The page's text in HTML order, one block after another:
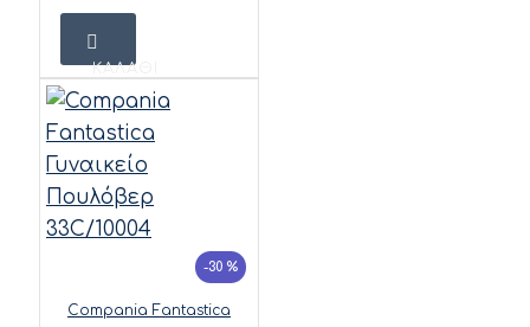
ΚΑΛΆΘΙ
-30 %
Compania Fantastica